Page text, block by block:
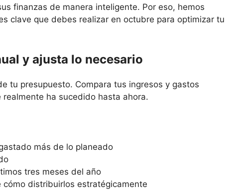
finanzas de manera inteligente. Por eso, hemos
clave que debes realizar en octubre para optimizar tu
y ajusta lo necesario
tu presupuesto. Compara tus ingresos y gastos
ha sucedido hasta ahora.
más de lo planeado
tres meses del año
distribuirlos estratégicamente